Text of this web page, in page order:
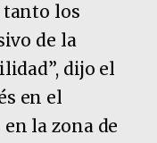
tanto los
de la
dijo el
en el
la zona de